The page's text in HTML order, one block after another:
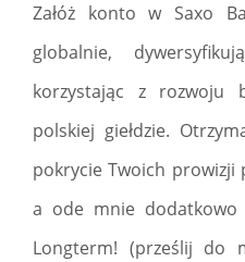
Załóż konto w Saxo
globalnie,
korzystając z rozwoju
polskiej giełdzie.
pokrycie Twoich prowizji
a ode mnie dodatkowo
Longterm! (prześlij do